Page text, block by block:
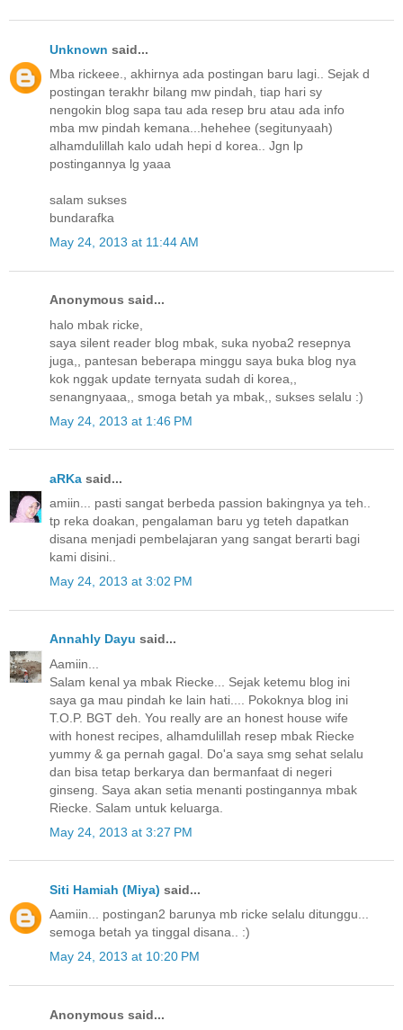
Unknown said...
Mba rickeee., akhirnya ada postingan baru lagi.. Sejak d
postingan terakhr bilang mw pindah, tiap hari sy
nengokin blog sapa tau ada resep bru atau ada info
mba mw pindah kemana...hehehee (segitunyaah)
alhamdulillah kalo udah hepi d korea.. Jgn lp
postingannya lg yaaa
salam sukses
bundarafka
May 24, 2013 at 11:44 AM
Anonymous said...
halo mbak ricke,
saya silent reader blog mbak, suka nyoba2 resepnya
juga,, pantesan beberapa minggu saya buka blog nya
kok nggak update ternyata sudah di korea,,
senangnyaaa,, smoga betah ya mbak,, sukses selalu :)
May 24, 2013 at 1:46 PM
aRKa said...
amiin... pasti sangat berbeda passion bakingnya ya teh..
tp reka doakan, pengalaman baru yg teteh dapatkan
disana menjadi pembelajaran yang sangat berarti bagi
kami disini..
May 24, 2013 at 3:02 PM
Annahly Dayu said...
Aamiin...
Salam kenal ya mbak Riecke... Sejak ketemu blog ini
saya ga mau pindah ke lain hati.... Pokoknya blog ini
T.O.P. BGT deh. You really are an honest house wife
with honest recipes, alhamdulillah resep mbak Riecke
yummy & ga pernah gagal. Do'a saya smg sehat selalu
dan bisa tetap berkarya dan bermanfaat di negeri
ginseng. Saya akan setia menanti postingannya mbak
Riecke. Salam untuk keluarga.
May 24, 2013 at 3:27 PM
Siti Hamiah (Miya) said...
Aamiin... postingan2 barunya mb ricke selalu ditunggu...
semoga betah ya tinggal disana.. :)
May 24, 2013 at 10:20 PM
Anonymous said...